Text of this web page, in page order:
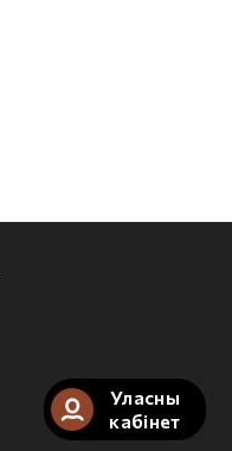
Уласны
кабінет